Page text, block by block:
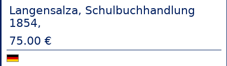
Langensalza, Schulbuchhandlung
1854,
75.00 €